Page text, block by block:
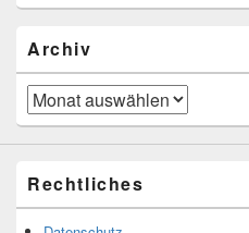
Archiv
Archiv
Rechtliches